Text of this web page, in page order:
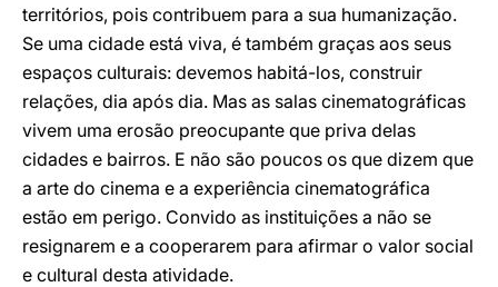
territórios, pois contribuem para a sua humanização.
Se uma cidade está viva, é também graças aos seus
espaços culturais: devemos habitá-los, construir
relações, dia após dia. Mas as salas cinematográficas
vivem uma erosão preocupante que priva delas
cidades e bairros. E não são poucos os que dizem que
a arte do cinema e a experiência cinematográfica
estão em perigo. Convido as instituições a não se
resignarem e a cooperarem para afirmar o valor social
e cultural desta atividade.